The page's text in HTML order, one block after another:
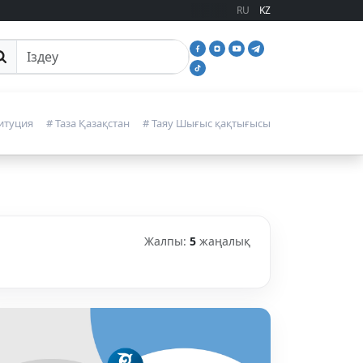
RU KZ
іздеу
# Таза Қазақстан # Таяу Шығыс қақтығысы
Жалпы: 5 жаңалық